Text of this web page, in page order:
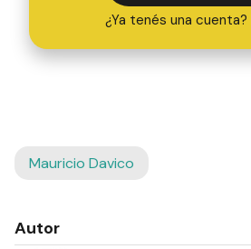
¿Ya tenés una cuenta?
Mauricio Davico
Autor